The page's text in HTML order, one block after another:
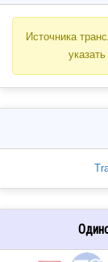
Источника